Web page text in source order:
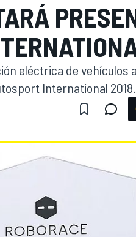
eléctrica de vehículos
International 2018.